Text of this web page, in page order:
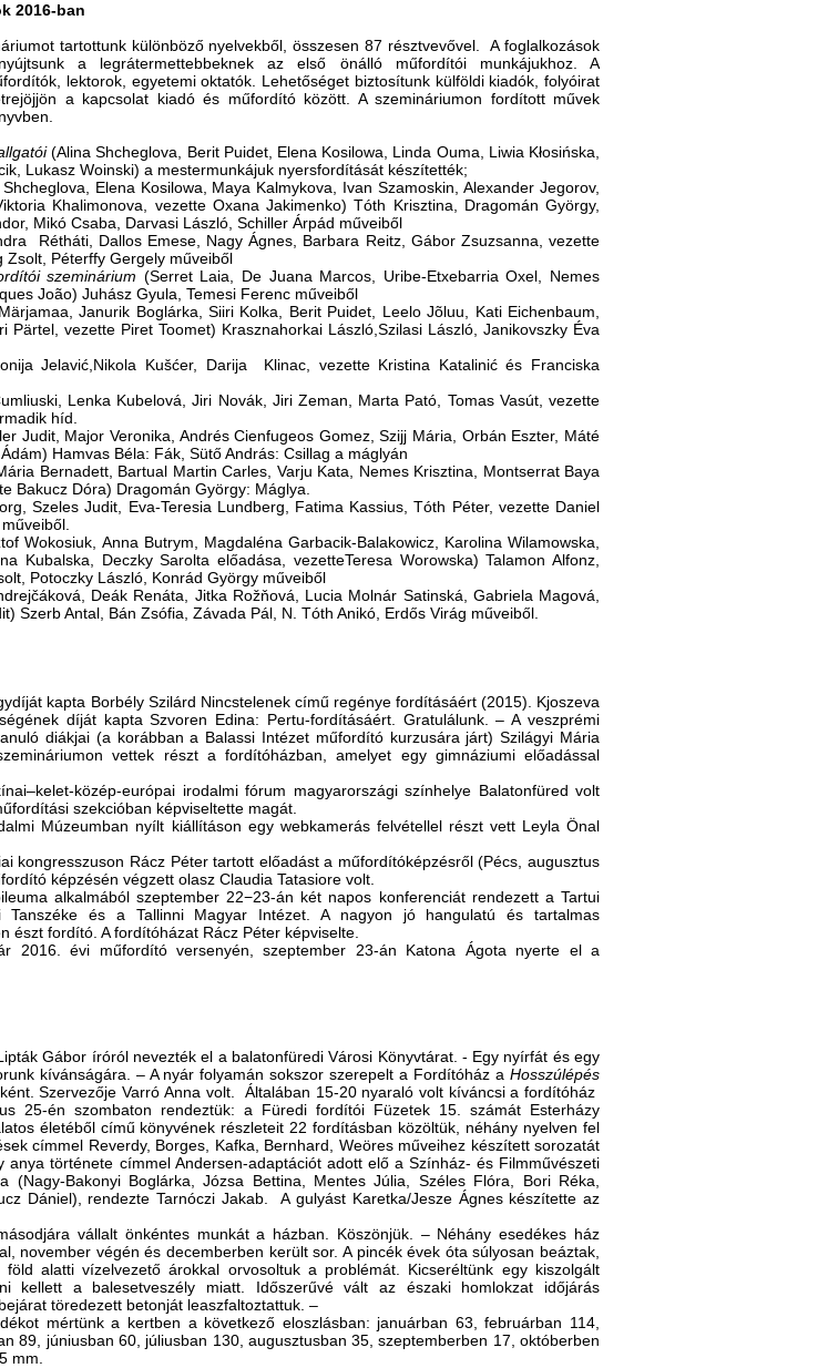
2016-ban
tartottunk különböző nyelvekből, összesen 87 résztvevővel. A foglalkozások
a legrátermettebbeknek az első önálló műfordítói munkájukhoz. A
lektorok, egyetemi oktatók. Lehetőséget biztosítunk külföldi kiadók, folyóirat
a kapcsolat kiadó és műfordító között. A szemináriumon fordított művek
(Alina Shcheglova, Berit Puidet, Elena Kosilowa, Linda Ouma, Liwia Kłosińska,
Lukasz Woinski) a mestermunkájuk nyersfordítását készítették;
Elena Kosilowa, Maya Kalmykova, Ivan Szamoskin, Alexander Jegorov,
Khalimonova, vezette Oxana Jakimenko) Tóth Krisztina, Dragomán György,
Mikó Csaba, Darvasi László, Schiller Árpád műveiből
Rétháti, Dallos Emese, Nagy Ágnes, Barbara Reitz, Gábor Zsuzsanna, vezette
Zsolt, Péterffy Gergely műveiből
szeminárium (Serret Laia, De Juana Marcos, Uribe-Etxebarria Oxel, Nemes
João) Juhász Gyula, Temesi Ferenc műveiből
Janurik Boglárka, Siiri Kolka, Berit Puidet, Leelo Jõluu, Kati Eichenbaum,
Pärtel, vezette Piret Toomet) Krasznahorkai László,Szilasi László, Janikovszky Éva
Jelavić,Nikola Kušćer, Darija Klinac, vezette Kristina Katalinić és Franciska
Lenka Kubelová, Jiri Novák, Jiri Zeman, Marta Pató, Tomas Vasút, vezette
híd.
Judit, Major Veronika, Andrés Cienfugeos Gomez, Szijj Mária, Orbán Eszter, Máté
Hamvas Béla: Fák, Sütő András: Csillag a máglyán
Bernadett, Bartual Martin Carles, Varju Kata, Nemes Krisztina, Montserrat Baya
Bakucz Dóra) Dragomán György: Máglya.
Szeles Judit, Eva-Teresia Lundberg, Fatima Kassius, Tóth Péter, vezette Daniel
Wokosiuk, Anna Butrym, Magdaléna Garbacik-Balakowicz, Karolina Wilamowska,
Kubalska, Deczky Sarolta előadása, vezetteTeresa Worowska) Talamon Alfonz,
Potoczky László, Konrád György műveiből
Deák Renáta, Jitka Rožňová, Lucia Molnár Satinská, Gabriela Magová,
Szerb Antal, Bán Zsófia, Závada Pál, N. Tóth Anikó, Erdős Virág műveiből.
kapta Borbély Szilárd Nincstelenek című regénye fordításáért (2015). Kjoszeva
díját kapta Szvoren Edina: Pertu-fordításáért. Gratulálunk. ‒ A veszprémi
diákjai (a korábban a Balassi Intézet műfordító kurzusára járt) Szilágyi Mária
vettek részt a fordítóházban, amelyet egy gimnáziumi előadással
közép-európai irodalmi fórum magyarországi színhelye Balatonfüred volt
szekcióban képviseltette magát.
Múzeumban nyílt kiállításon egy webkamerás felvétellel részt vett Leyla Önal
kongresszuson Rácz Péter tartott előadást a műfordítóképzésről (Pécs, augusztus
képzésén végzett olasz Claudia Tatasiore volt.
alkalmából szeptember 22−23-án két napos konferenciát rendezett a Tartui
Tanszéke és a Tallinni Magyar Intézet. A nagyon jó hangulatú és tartalmas
észt fordító. A fordítóházat Rácz Péter képviselte.
2016. évi műfordító versenyén, szeptember 23-án Katona Ágota nyerte el a
Gábor íróról nevezték el a balatonfüredi Városi Könyvtárat. - Egy nyírfát és egy
kívánságára. ‒ A nyár folyamán sokszor szerepelt a Fordítóház a Hosszúlépés
Szervezője Varró Anna volt. Általában 15-20 nyaraló volt kíváncsi a fordítóház
25-én szombaton rendeztük: a Füredi fordítói Füzetek 15. számát Esterházy
életéből című könyvének részleteit 22 fordításban közöltük, néhány nyelven fel
címmel Reverdy, Borges, Kafka, Bernhard, Weöres műveihez készített sorozatát
anya története címmel Andersen-adaptációt adott elő a Színház- és Filmművészeti
(Nagy-Bakonyi Boglárka, Józsa Bettina, Mentes Júlia, Széles Flóra, Bori Réka,
Dániel), rendezte Tarnóczi Jakab. A gulyást Karetka/Jesze Ágnes készítette az
vállalt önkéntes munkát a házban. Köszönjük. ‒ Néhány esedékes ház
november végén és decemberben került sor. A pincék évek óta súlyosan beáztak,
alatti vízelvezető árokkal orvosoltuk a problémát. Kicseréltünk egy kiszolgált
kellett a balesetveszély miatt. Időszerűvé vált az északi homlokzat időjárás
töredezett betonját leaszfaltoztattuk. ‒
mértünk a kertben a következő eloszlásban: januárban 63, februárban 114,
89, júniusban 60, júliusban 130, augusztusban 35, szeptemberben 17, októberben
mm.